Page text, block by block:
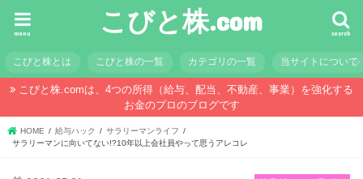
こびと株.com search
menu
こびと株とは こびと株の一覧 カテゴリの一覧 当サイトについて
こびと株.comは、4つの所得（給与、配当、不動産、事業）を強化する
お金のプロのブログです
HOME 給与ハック
サラリーマンライフ
サラリーマンに向いてない!?10年以上会社員やって思うアレコレ